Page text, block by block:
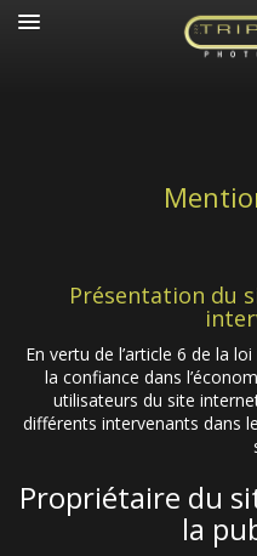
Présentation du
En vertu de l’article 6 de la
la confiance dans
utilisateurs du site
différents intervenants dans
Propriétaire du
la